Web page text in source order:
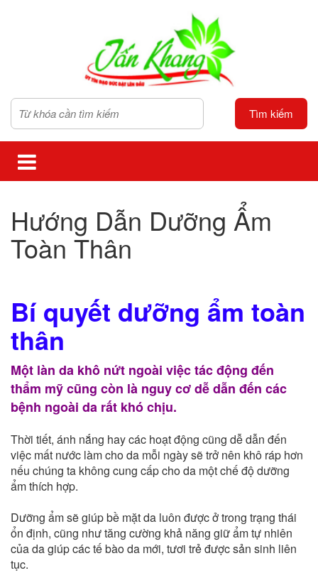
Tìm kiếm
Hướng Dẫn Dưỡng Ẩm
Toàn Thân
Bí quyết dưỡng ẩm toàn
thân
Một làn da khô nứt ngoài việc tác động đến
thẩm mỹ cũng còn là nguy cơ dễ dẫn đến các
bệnh ngoài da rất khó chịu.
Thời tiết, ánh nắng hay các hoạt động cũng dễ dẫn đến
việc mất nước làm cho da mỗi ngày sẽ trở nên khô ráp hơn
nếu chúng ta không cung cấp cho da một chế độ dưỡng
ẩm thích hợp.
Dưỡng ẩm sẽ giúp bề mặt da luôn được ở trong trạng thái
ổn định, cũng như tăng cường khả năng giữ ẩm tự nhiên
của da giúp các tế bào da mới, tươi trẻ được sản sinh liên
tục.